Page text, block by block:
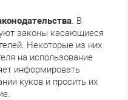
. В
законы касающиеся
Некоторые из них
на использование
информировать
куков и просить их